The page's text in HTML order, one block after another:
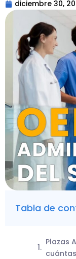
diciembre 30,
Tabla de
Plazas